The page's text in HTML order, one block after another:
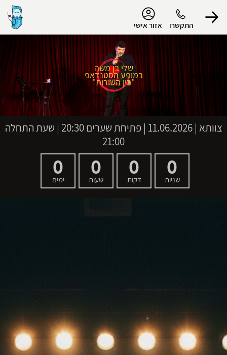
התקשרו אזור אישי
הפרופיל שלי
התנתק
שלי בן משה
במופע הסטנדאפ
"בין השורות"
צוותא |
11.06.2026 | פתיחת שערים 20:30 | שעת התחלה
21:00
0
שניות
0
דקות
0
שעות
0
ימים